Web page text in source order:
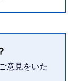
意見をいた